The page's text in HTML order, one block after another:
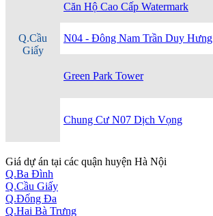
Q.Cầu
Giấy
Căn Hộ Cao Cấp Watermark
N04 - Đông Nam Trần Duy Hưng
Green Park Tower
Chung Cư N07 Dịch Vọng
Giá dự án tại các quận huyện Hà Nội
Q.Ba Đình
Q.Cầu Giấy
Q.Đống Đa
Q.Hai Bà Trưng